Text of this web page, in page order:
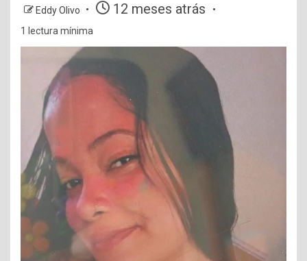
Eddy Olivo 12 meses atrás
1 lectura mínima